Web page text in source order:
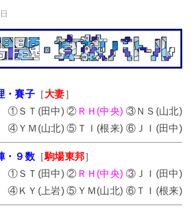
・賽子［大妻］
①ＳＴ(田中) ② ＲＨ(中央) ③ＮＳ(山北)
④ＹＭ(山北) ⑤ＴＩ(根来) ⑥ＪＩ(田中)
・９数［駒場東邦］
①ＳＴ(田中) ② ＲＨ(中央) ③ＪＩ(田中)
④ＫＹ(上岩) ⑤ＹＭ(山北) ⑥ＴＩ(根来)